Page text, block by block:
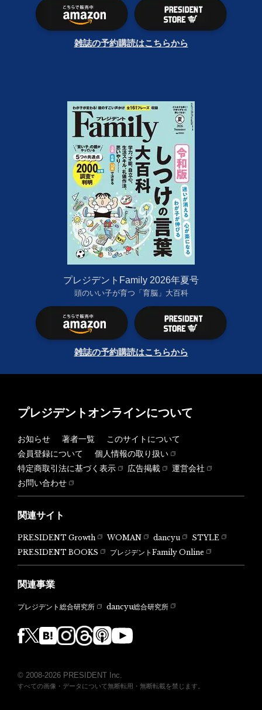
雑誌の予約購読はこちらから
プレジデントFamily 2026年夏号
頭のいい子が育つ「育脳」大百科
雑誌の予約購読はこちらから
プレジデントオンラインについて
お知らせ 著者一覧
このサイトについて
会員登録について
個人情報の取り扱い
特定商取引法に基づく表示
広告掲載
運営会社
お問い合わせ
関連サイト
PRESIDENT Growth WOMAN dancyu
STYLE
PRESIDENT BOOKS
プレジデントFamily Online
関連事業
プレジデント総合研究所 dancyu総合研究所
© 2008-2026 PRESIDENT Inc.
すべての画像・データについて無断転用・無断転載を禁じます。